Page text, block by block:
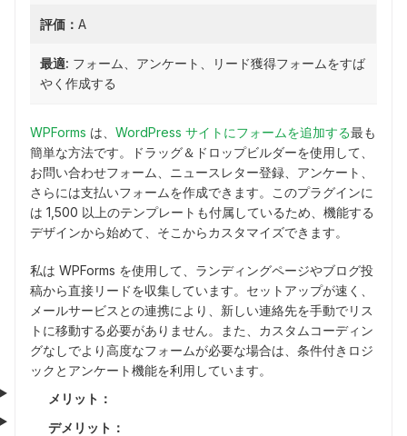
評価： A
最適: フォーム、アンケート、リード獲得フォームをすば
やく作成する
WPForms は、 WordPress サイトにフォームを追加する最も
簡単な方法です。ドラッグ＆ドロップビルダーを使用して、
お問い合わせフォーム、ニュースレター登録、アンケート、
さらには支払いフォームを作成できます。このプラグインに
は 1,500 以上のテンプレートも付属しているため、機能する
デザインから始めて、そこからカスタマイズできます。
私は WPForms を使用して、ランディングページやブログ投
稿から直接リードを収集しています。セットアップが速く、
メールサービスとの連携により、新しい連絡先を手動でリス
トに移動する必要がありません。また、カスタムコーディン
グなしでより高度なフォームが必要な場合は、条件付きロジ
ックとアンケート機能を利用しています。
メリット：
デメリット：